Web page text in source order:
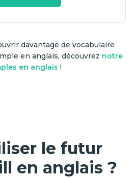
davantage de vocabulaire
en anglais, découvrez notre
en anglais !
le futur
en anglais ?